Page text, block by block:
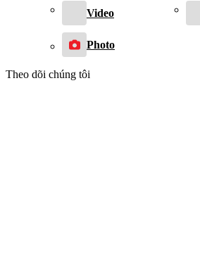
Video
Photo
Theo dõi chúng tôi